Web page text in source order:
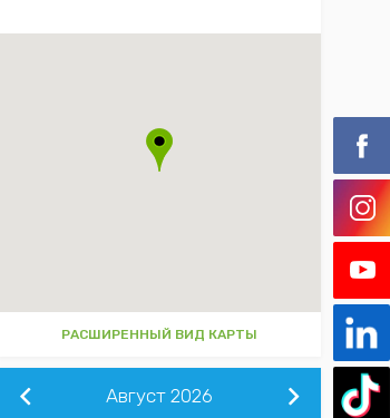
РАСШИРЕННЫЙ ВИД КАРТЫ
Август 2026